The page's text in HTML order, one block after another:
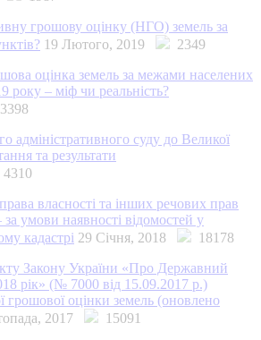
грошову оцінку (НГО) земель за
19 Лютого, 2019
2349
оцінка земель за межами населених
року – міф чи реальність?
3398
адміністративного суду до Великої
та результати
4310
власності та інших речових прав
умови наявності відомостей у
кадастрі 29 Січня, 2018
18178
Закону України «Про Державний
рік» (№ 7000 від 15.09.2017 р.)
грошової оцінки земель (оновлено
2017
15091